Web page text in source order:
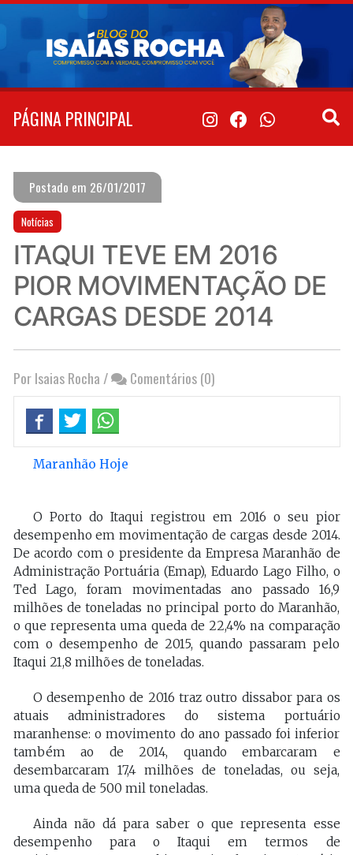
Pular
conteúdo
PÁGINA PRINCIPAL
Postado em 26/01/2017
Notícias
ITAQUI TEVE EM 2016
PIOR MOVIMENTAÇÃO DE
CARGAS DESDE 2014
Por Isaias Rocha / Comentários (0)
Maranhão Hoje
O Porto do Itaqui registrou em 2016 o seu pior
desempenho em movimentação de cargas desde 2014.
De acordo com o presidente da Empresa Maranhão de
Administração Portuária (Emap), Eduardo Lago Filho, o
Ted Lago, foram movimentadas ano passado 16,9
milhões de toneladas no principal porto do Maranhão,
o que representa uma queda de 22,4% na comparação
com o desempenho de 2015, quando passaram pelo
Itaqui 21,8 milhões de toneladas.
O desempenho de 2016 traz outro dissabor para os
atuais administradores do sistema portuário
maranhense: o movimento do ano passado foi inferior
também ao de 2014, quando embarcaram e
desembarcaram 17,4 milhões de toneladas, ou seja,
uma queda de 500 mil toneladas.
Ainda não dá para saber o que representa esse
desempenho para o Itaqui em termos de